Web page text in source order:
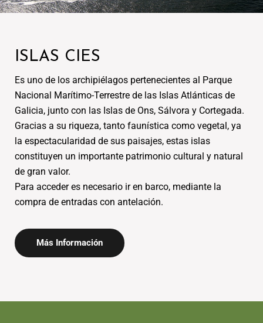
ISLAS CIES
Es uno de los archipiélagos pertenecientes al Parque
Nacional Marítimo-Terrestre de las Islas Atlánticas de
Galicia, junto con las Islas de Ons, Sálvora y Cortegada.
Gracias a su riqueza, tanto faunística como vegetal, ya
la espectacularidad de sus paisajes, estas islas
constituyen un importante patrimonio cultural y natural
de gran valor.
Para acceder es necesario ir en barco, mediante la
compra de entradas con antelación.
Más Información